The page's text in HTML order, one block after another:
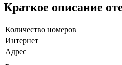
Краткое описание
Количество номеров
Интернет
Адрес